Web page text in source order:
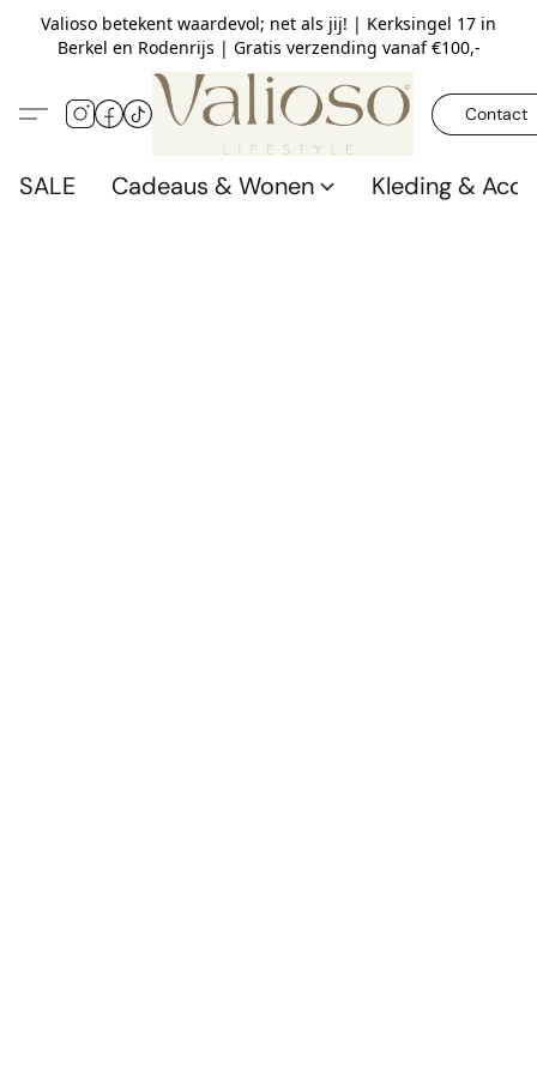
Valioso betekent waardevol; net als jij! | Kerksingel 17 in
Berkel en Rodenrijs | Gratis verzending vanaf €100,-
Contact
SALE Cadeaus & Wonen Kleding &